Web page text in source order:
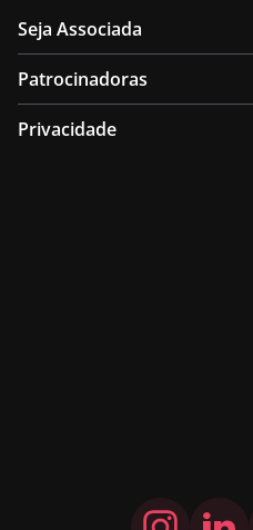
Seja Associada
Patrocinadoras
Privacidade